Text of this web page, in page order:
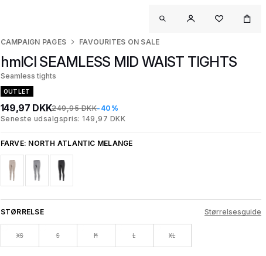
CAMPAIGN PAGES FAVOURITES ON SALE
hmlCI SEAMLESS MID WAIST TIGHTS
Seamless tights
OUTLET
149,97 DKK249,95 DKK-40%
Seneste udsalgspris: 149,97 DKK
FARVE: NORTH ATLANTIC MELANGE
STØRRELSE Størrelsesguide
XS S M L XL